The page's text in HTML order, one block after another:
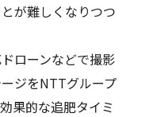
が難しくなりつつ
ローンなどで撮影
ジをNTTグループ
果的な追肥タイミ